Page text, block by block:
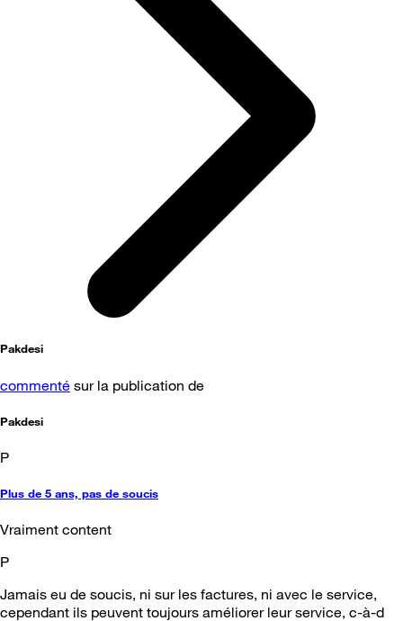
Pakdesi
commenté sur la publication de
Pakdesi
P
Plus de 5 ans, pas de soucis
Vraiment content
P
Jamais eu de soucis, ni sur les factures, ni avec le service,
cependant ils peuvent toujours améliorer leur service, c-à-d